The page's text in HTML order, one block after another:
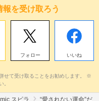
報を受け取ろう
フォロー いいね
せて受け取ることをお勧めします。 ※
。
スピラ
“愛されない運命”だ